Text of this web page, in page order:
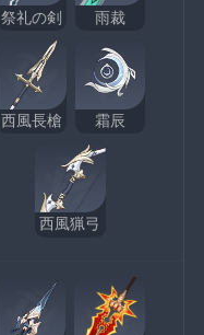
祭礼の剣 雨裁
西風長槍 霜辰
西風猟弓